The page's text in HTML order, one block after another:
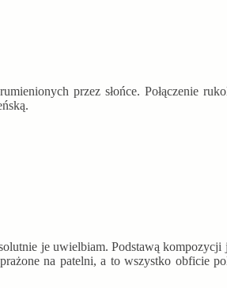
przez słońce. Połączenie
je uwielbiam. Podstawą
na patelni, a to wszystko obficie